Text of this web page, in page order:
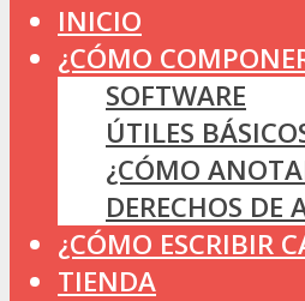
INICIO
¿CÓMO
SOFTWARE
ÚTILES
¿CÓMO
DERECHOS DE
¿CÓMO ESCRIBIR
TIENDA